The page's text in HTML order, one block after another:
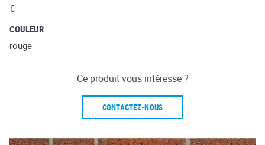
€
COULEUR
rouge
Ce produit vous intéresse ?
CONTACTEZ-NOUS